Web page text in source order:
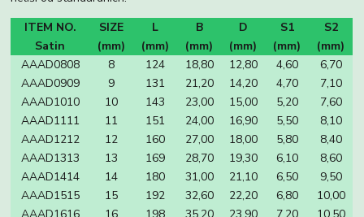
ITEM NO.
SIZE L B D S1
S2
Satin
(mm) (mm) (mm) (mm) (mm)
(mm)
AAAD0808
8 124 18,80 12,80 4,60
6,70
AAAD0909
9 131 21,20 14,20 4,70
7,10
AAAD1010
10 143 23,00 15,00 5,20
7,60
AAAD1111
11 151 24,00 16,90 5,50
8,10
AAAD1212
12 160 27,00 18,00 5,80
8,40
AAAD1313
13 169 28,70 19,30 6,10
8,60
AAAD1414
14 180 31,00 21,10 6,50
9,50
AAAD1515
15 192 32,60 22,20 6,80
10,00